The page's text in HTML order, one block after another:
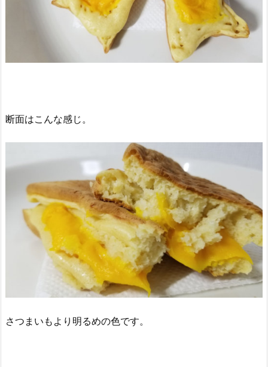
断面はこんな感じ。
さつまいもより明るめの色です。